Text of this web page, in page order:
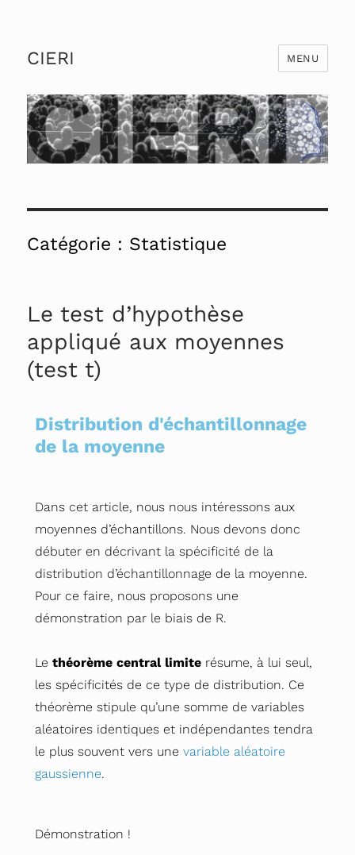
CIERI MENU
Catégorie : Statistique
Le test d’hypothèse
appliqué aux moyennes
(test t)
Distribution d'échantillonnage
de la moyenne
Dans cet article, nous nous intéressons aux
moyennes d’échantillons. Nous devons donc
débuter en décrivant la spécificité de la
distribution d’échantillonnage de la moyenne.
Pour ce faire, nous proposons une
démonstration par le biais de R.
Lethéorème central limite résume, à lui seul,
les spécificités de ce type de distribution. Ce
théorème stipule qu’une somme de variables
aléatoires identiques et indépendantes tendra
le plus souvent vers unevariable aléatoire
gaussienne.
Démonstration !